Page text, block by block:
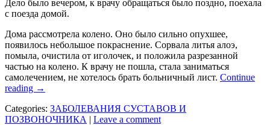
Дело было вечером, к врачу обращаться было поздно, поехала
с поезда домой.
Дома рассмотрела колено. Оно было сильно опухшее,
появилось небольшое покраснение. Сорвала литья алоэ,
помыла, очистила от иголочек, и положила разрезанной
частью на колено. К врачу не пошла, стала заниматься
самолечением, не хотелось брать больничный лист. Continue
reading →
Categories: ЗАБОЛЕВАНИЯ СУСТАВОВ И
ПОЗВОНОЧНИКА | Leave a comment